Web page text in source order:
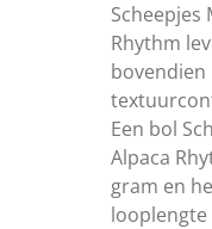
Scheepjes
Rhythm
Een bol
Alpaca
gram en
looplengte